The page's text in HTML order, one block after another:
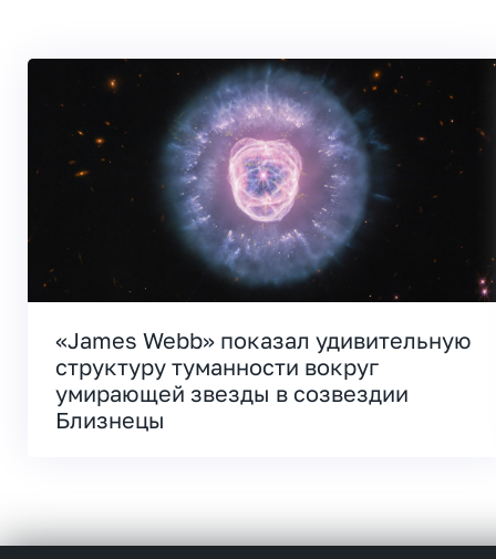
«James Webb» показал удивительную
структуру туманности вокруг
умирающей звезды в созвездии
Близнецы